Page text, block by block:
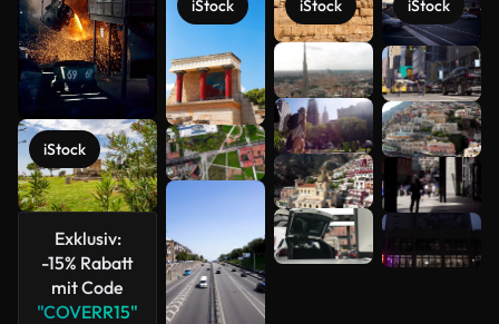
iStock
Exklusiv:
-15% Rabatt
mit Code
"COVERR15"
iStock iStock iStock
Mehr
anzeigen